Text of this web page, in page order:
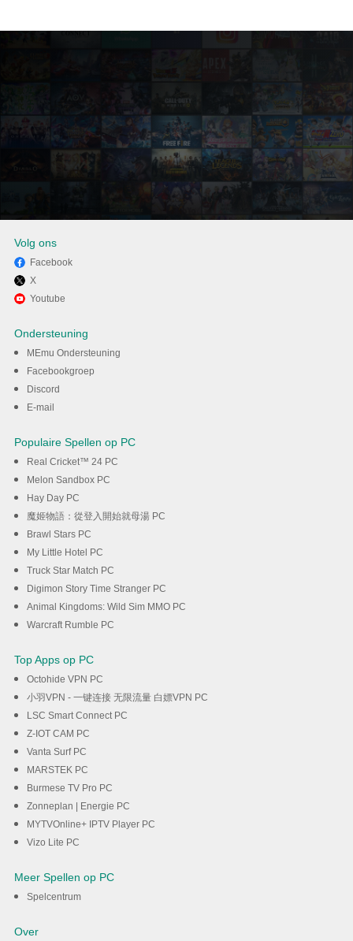
Ervaar Wang VPN - Fast
Secure VPN op pc met MEmu
Volg ons
Facebook
X
Youtube
Ondersteuning
MEmu Ondersteuning
Facebookgroep
Discord
E-mail
Populaire Spellen op PC
Real Cricket™ 24 PC
Melon Sandbox PC
Hay Day PC
魔姬物語：從登入開始就母湯 PC
Brawl Stars PC
My Little Hotel PC
Truck Star Match PC
Digimon Story Time Stranger PC
Animal Kingdoms: Wild Sim MMO PC
Warcraft Rumble PC
Top Apps op PC
Octohide VPN PC
小羽VPN - 一键连接 无限流量 白嫖VPN PC
LSC Smart Connect PC
Z-IOT CAM PC
Vanta Surf PC
MARSTEK PC
Burmese TV Pro PC
Zonneplan | Energie PC
MYTVOnline+ IPTV Player PC
Vizo Lite PC
Meer Spellen op PC
Spelcentrum
Over